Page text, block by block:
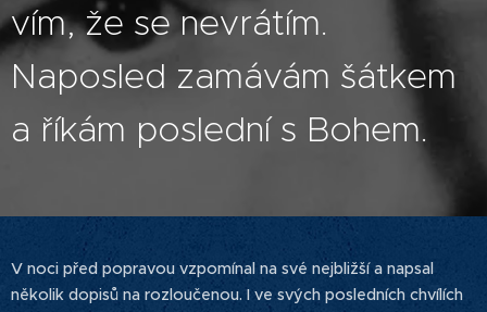
vím, že se nevrátím.
Naposled zamávám šátkem
a říkám poslední s Bohem.
V noci před popravou vzpomínal na své nejbližší a napsal
několik dopisů na rozloučenou. I ve svých posledních chvílích